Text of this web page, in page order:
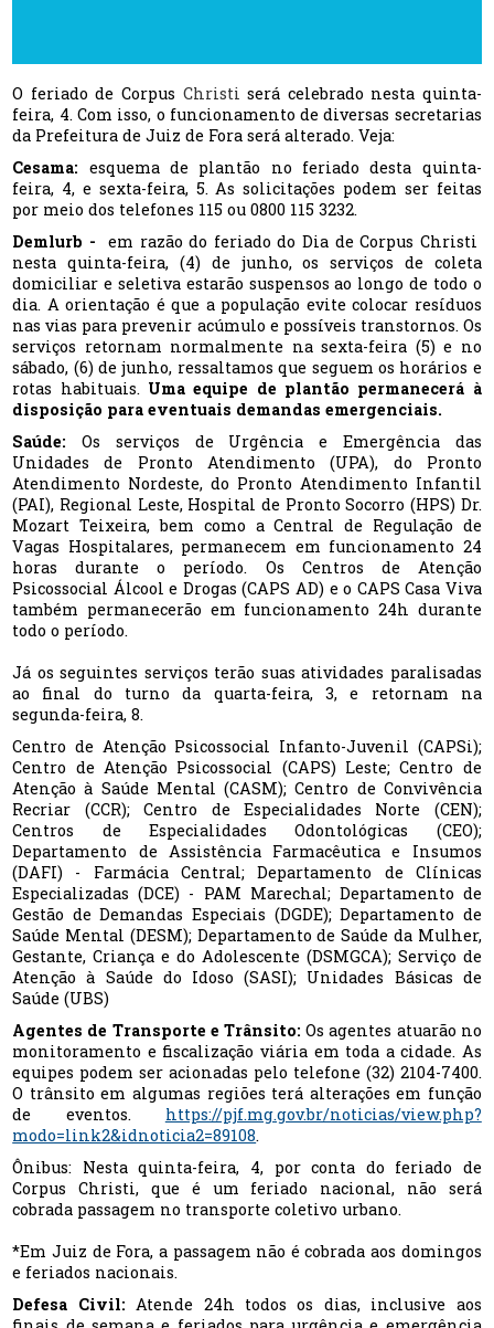
O feriado de Corpus Christiserá celebrado nesta quinta-
feira, 4. Com isso, o funcionamento de diversas secretarias
da Prefeitura de Juiz de Fora será alterado. Veja:
Cesama: esquema de plantão no feriado desta quinta-
feira, 4, e sexta-feira, 5. As solicitações podem ser feitas
por meio dos telefones 115 ou 0800 115 3232.
Demlurb -em razão do feriado do Dia de Corpus Christi
nesta quinta-feira, (4) de junho, os serviços de coleta
domiciliar e seletiva estarão suspensos ao longo de todo o
dia. A orientação é que a população evite colocar resíduos
nas vias para prevenir acúmulo e possíveis transtornos. Os
serviços retornam normalmente na sexta-feira (5) e no
sábado, (6) de junho, ressaltamos que seguem os horários e
rotas habituais. Uma equipe de plantão permanecerá à
disposição para eventuais demandas emergenciais.
Saúde: Os serviços de Urgência e Emergência das
Unidades de Pronto Atendimento (UPA), do Pronto
Atendimento Nordeste, do Pronto Atendimento Infantil
(PAI), Regional Leste, Hospital de Pronto Socorro (HPS) Dr.
Mozart Teixeira, bem como a Central de Regulação de
Vagas Hospitalares, permanecem em funcionamento 24
horas durante o período. Os Centros de Atenção
Psicossocial Álcool e Drogas (CAPS AD) e o CAPS Casa Viva
também permanecerão em funcionamento 24h durante
todo o período.
Já os seguintes serviços terão suas atividades paralisadas
ao final do turno da quarta-feira, 3, e retornam na
segunda-feira, 8.
Centro de Atenção Psicossocial Infanto-Juvenil (CAPSi);
Centro de Atenção Psicossocial (CAPS) Leste; Centro de
Atenção à Saúde Mental (CASM); Centro de Convivência
Recriar (CCR); Centro de Especialidades Norte (CEN);
Centros de Especialidades Odontológicas (CEO);
Departamento de Assistência Farmacêutica e Insumos
(DAFI) - Farmácia Central; Departamento de Clínicas
Especializadas (DCE) - PAM Marechal; Departamento de
Gestão de Demandas Especiais (DGDE); Departamento de
Saúde Mental (DESM); Departamento de Saúde da Mulher,
Gestante, Criança e do Adolescente (DSMGCA); Serviço de
Atenção à Saúde do Idoso (SASI); Unidades Básicas de
Saúde (UBS)
Agentes de Transporte e Trânsito:Os agentes atuarão no
monitoramento e fiscalização viária em toda a cidade. As
equipes podem ser acionadas pelo telefone (32) 2104-7400.
O trânsito em algumas regiões terá alterações em função
de eventos. https://pjf.mg.gov.br/noticias/view.php?
modo=link2&idnoticia2=89108.
Ônibus: Nesta quinta-feira, 4, por conta do feriado de
Corpus Christi, que é um feriado nacional, não será
cobrada passagem no transporte coletivo urbano.
*Em Juiz de Fora, a passagem não é cobrada aos domingos
e feriados nacionais.
Defesa Civil: Atende 24h todos os dias, inclusive aos